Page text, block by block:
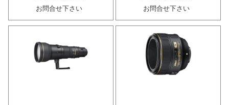
お問合せ下さい
お問合せ下さい